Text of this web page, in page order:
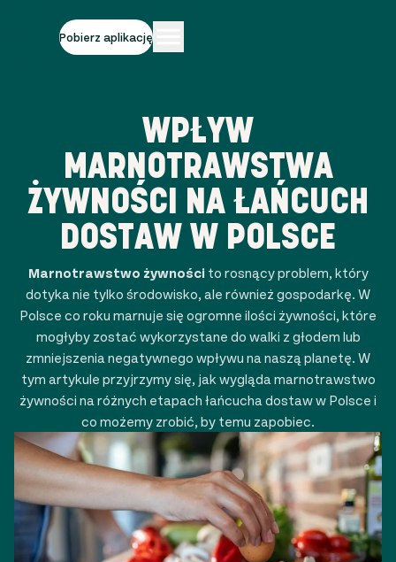
Pobierz aplikację
WPŁYW
MARNOTRAWSTWA
ŻYWNOŚCI NA ŁAŃCUCH
DOSTAW W POLSCE
Marnotrawstwo żywności to rosnący problem, który
dotyka nie tylko środowisko, ale również gospodarkę. W
Polsce co roku marnuje się ogromne ilości żywności, które
mogłyby zostać wykorzystane do walki z głodem lub
zmniejszenia negatywnego wpływu na naszą planetę. W
tym artykule przyjrzymy się, jak wygląda marnotrawstwo
żywności na różnych etapach łańcucha dostaw w Polsce i
co możemy zrobić, by temu zapobiec.